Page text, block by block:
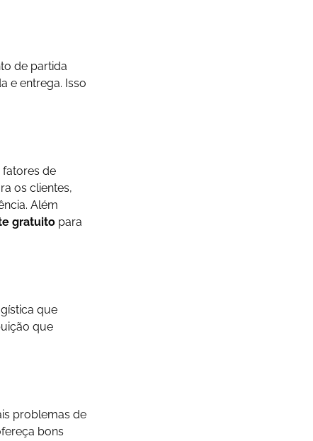
de partida
e entrega. Isso
de
os clientes,
Além
gratuitopara
que
que
problemas de
bons